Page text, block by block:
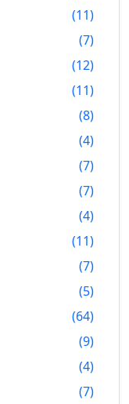
11
7
12
11
8
4
7
7
4
11
7
5
64
9
4
7